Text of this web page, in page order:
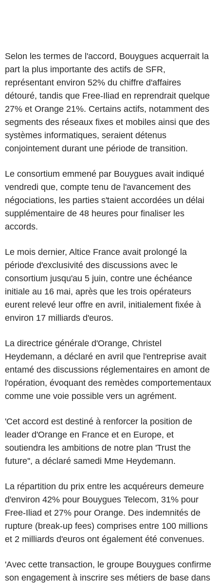
Selon les termes de l'accord, Bouygues acquerrait la
part la plus importante des actifs de SFR,
représentant environ 52% du chiffre d'affaires
détouré, tandis que Free-Iliad en reprendrait quelque
27% et Orange 21%. Certains actifs, notamment des
segments des réseaux fixes et mobiles ainsi que des
systèmes informatiques, seraient détenus
conjointement durant une période de transition.
Le consortium emmené par Bouygues avait indiqué
vendredi que, compte tenu de l'avancement des
négociations, les parties s'taient accordées un délai
supplémentaire de 48 heures pour finaliser les
accords.
Le mois dernier, Altice France avait prolongé la
période d'exclusivité des discussions avec le
consortium jusqu'au 5 juin, contre une échéance
initiale au 16 mai, après que les trois opérateurs
eurent relevé leur offre en avril, initialement fixée à
environ 17 milliards d'euros.
La directrice générale d'Orange, Christel
Heydemann, a déclaré en avril que l'entreprise avait
entamé des discussions réglementaires en amont de
l'opération, évoquant des remèdes comportementaux
comme une voie possible vers un agrément.
'Cet accord est destiné à renforcer la position de
leader d'Orange en France et en Europe, et
soutiendra les ambitions de notre plan 'Trust the
future'', a déclaré samedi Mme Heydemann.
La répartition du prix entre les acquéreurs demeure
d'environ 42% pour Bouygues Telecom, 31% pour
Free-Iliad et 27% pour Orange. Des indemnités de
rupture (break-up fees) comprises entre 100 millions
et 2 milliards d'euros ont également été convenues.
'Avec cette transaction, le groupe Bouygues confirme
son engagement à inscrire ses métiers de base dans